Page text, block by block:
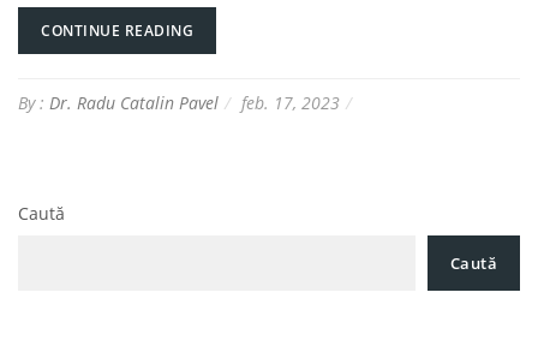
CONTINUE READING
By : Dr. Radu Catalin Pavel feb. 17, 2023
Caută
Caută